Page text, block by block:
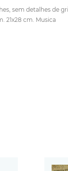
sem detalhes de
21x28 cm. Musica